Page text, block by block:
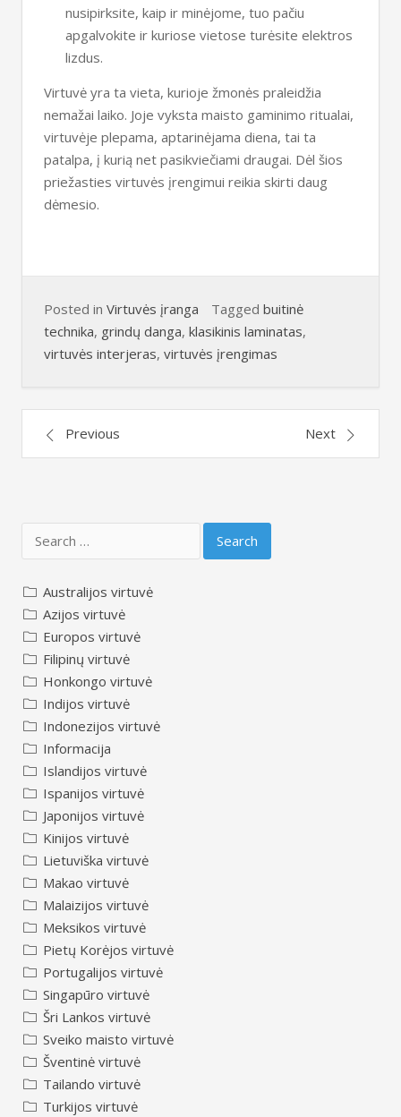
nusipirksite, kaip ir minėjome, tuo pačiu
apgalvokite ir kuriose vietose turėsite elektros
lizdus.
Virtuvė yra ta vieta, kurioje žmonės praleidžia
nemažai laiko. Joje vyksta maisto gaminimo ritualai,
virtuvėje plepama, aptarinėjama diena, tai ta
patalpa, į kurią net pasikviečiami draugai. Dėl šios
priežasties virtuvės įrengimui reikia skirti daug
dėmesio.
Posted in Virtuvės įranga Tagged buitinė
technika, grindų danga, klasikinis laminatas,
virtuvės interjeras, virtuvės įrengimas
PostPrevious Next
for:
Australijos virtuvė
Azijos virtuvė
Europos virtuvė
Filipinų virtuvė
Honkongo virtuvė
Indijos virtuvė
Indonezijos virtuvė
Informacija
Islandijos virtuvė
Ispanijos virtuvė
Japonijos virtuvė
Kinijos virtuvė
Lietuviška virtuvė
Makao virtuvė
Malaizijos virtuvė
Meksikos virtuvė
Pietų Korėjos virtuvė
Portugalijos virtuvė
Singapūro virtuvė
Šri Lankos virtuvė
Sveiko maisto virtuvė
Šventinė virtuvė
Tailando virtuvė
Turkijos virtuvė